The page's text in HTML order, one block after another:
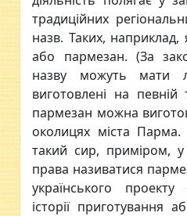
традиційних
назв. Таких,
або пармезан. (За
назву можуть мати
виготовлені на певній
пармезан можна
околицях міста
такий сир, приміром,
права називатися
українського
історії приготування